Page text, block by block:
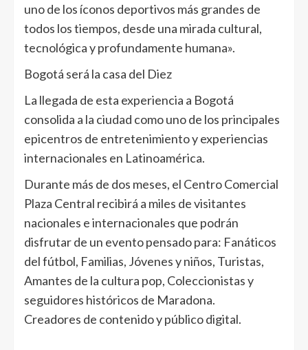
uno de los íconos deportivos más grandes de
todos los tiempos, desde una mirada cultural,
tecnológica y profundamente humana».
Bogotá será la casa del Diez
La llegada de esta experiencia a Bogotá
consolida a la ciudad como uno de los principales
epicentros de entretenimiento y experiencias
internacionales en Latinoamérica.
Durante más de dos meses, el Centro Comercial
Plaza Central recibirá a miles de visitantes
nacionales e internacionales que podrán
disfrutar de un evento pensado para: Fanáticos
del fútbol, Familias, Jóvenes y niños, Turistas,
Amantes de la cultura pop, Coleccionistas y
seguidores históricos de Maradona.
Creadores de contenido y público digital.